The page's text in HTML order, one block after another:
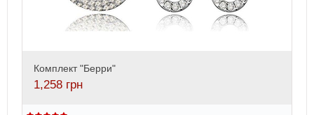
Комплект "Берри"
1,258 грн